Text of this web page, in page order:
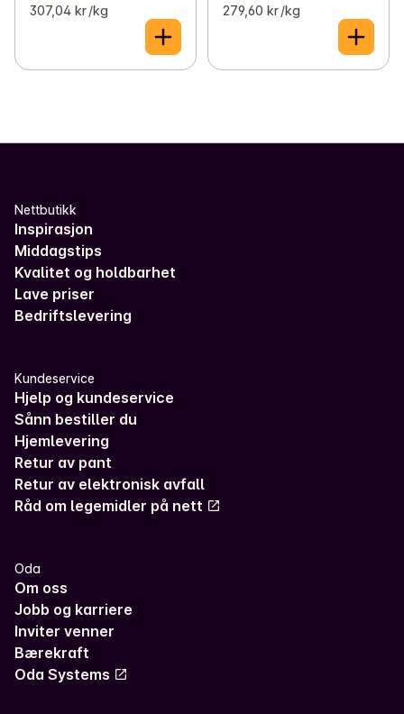
307,04 kr /kg 279,60 kr /kg
Nettbutikk
Inspirasjon
Middagstips
Kvalitet og holdbarhet
Lave priser
Bedriftslevering
Kundeservice
Hjelp og kundeservice
Sånn bestiller du
Hjemlevering
Retur av pant
Retur av elektronisk avfall
Råd om legemidler på nett
Oda
Om oss
Jobb og karriere
Inviter venner
Bærekraft
Oda Systems